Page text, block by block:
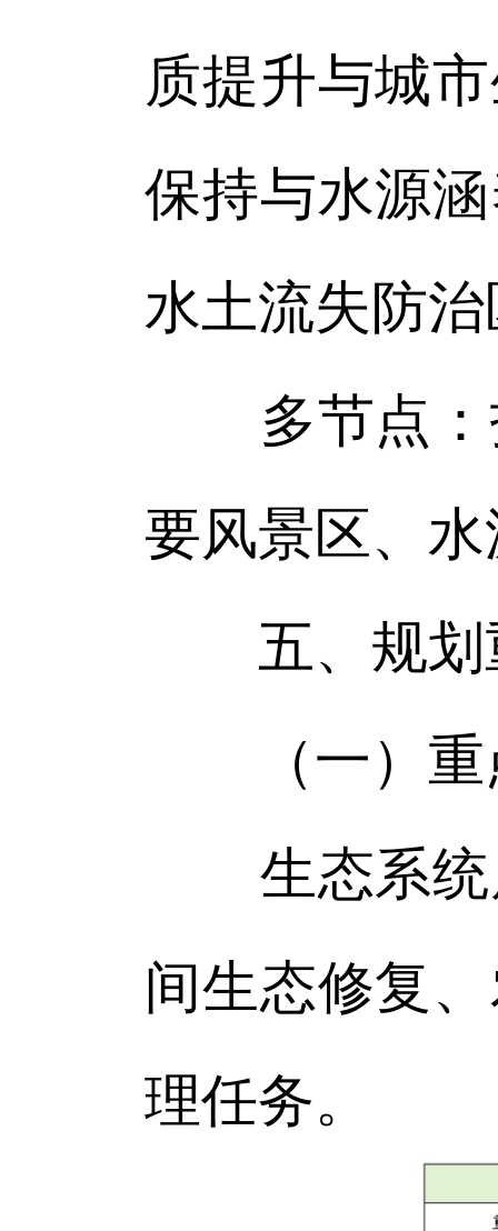
质提升与城
保持与水源
水土流失防
多节点：
要风景区、
五、规
（一）重
生态系统
间生态修复
理任务。